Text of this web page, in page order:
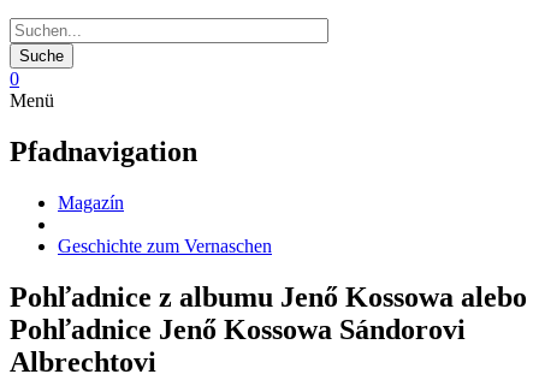
0
Menü
Pfadnavigation
Magazín
Geschichte zum Vernaschen
Pohľadnice z albumu Jenő Kossowa alebo
Pohľadnice Jenő Kossowa Sándorovi
Albrechtovi